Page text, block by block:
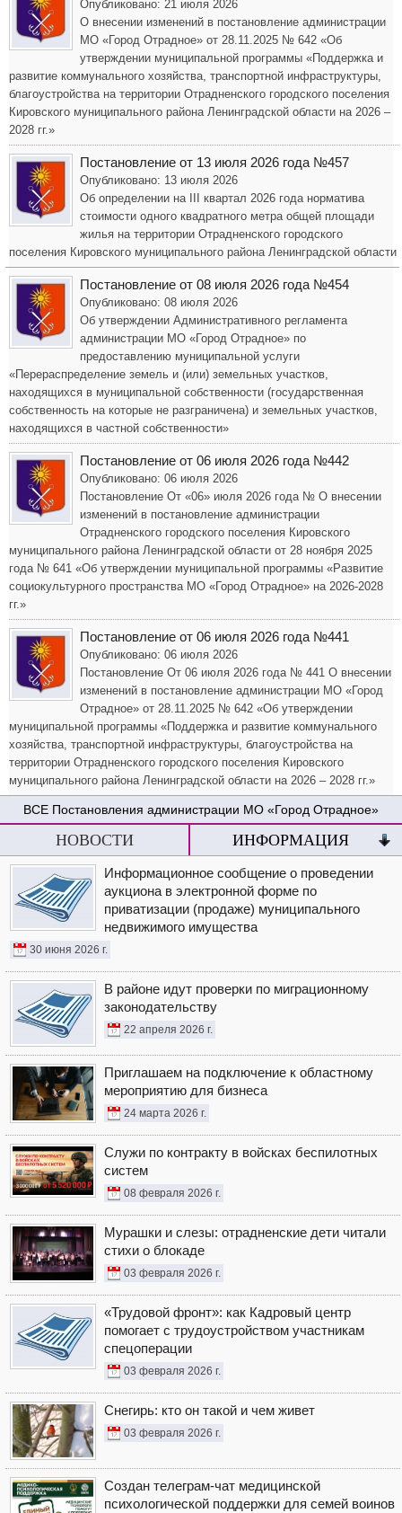
Опубликовано: 21 июля 2026
О внесении изменений в постановление администрации
МО «Город Отрадное» от 28.11.2025 № 642 «Об
утверждении муниципальной программы «Поддержка и
развитие коммунального хозяйства, транспортной инфраструктуры,
благоустройства на территории Отрадненского городского поселения
Кировского муниципального района Ленинградской области на 2026 –
2028 гг.»
Постановление от 13 июля 2026 года №457
Опубликовано: 13 июля 2026
Об определении на III квартал 2026 года норматива
стоимости одного квадратного метра общей площади
жилья на территории Отрадненского городского
поселения Кировского муниципального района Ленинградской области
Постановление от 08 июля 2026 года №454
Опубликовано: 08 июля 2026
Об утверждении Административного регламента
администрации МО «Город Отрадное» по
предоставлению муниципальной услуги
«Перераспределение земель и (или) земельных участков,
находящихся в муниципальной собственности (государственная
собственность на которые не разграничена) и земельных участков,
находящихся в частной собственности»
Постановление от 06 июля 2026 года №442
Опубликовано: 06 июля 2026
Постановление От «06» июля 2026 года № О внесении
изменений в постановление администрации
Отрадненского городского поселения Кировского
муниципального района Ленинградской области от 28 ноября 2025
года № 641 «Об утверждении муниципальной программы «Развитие
социокультурного пространства МО «Город Отрадное» на 2026-2028
гг.»
Постановление от 06 июля 2026 года №441
Опубликовано: 06 июля 2026
Постановление От 06 июля 2026 года № 441 О внесении
изменений в постановление администрации МО «Город
Отрадное» от 28.11.2025 № 642 «Об утверждении
муниципальной программы «Поддержка и развитие коммунального
хозяйства, транспортной инфраструктуры, благоустройства на
территории Отрадненского городского поселения Кировского
муниципального района Ленинградской области на 2026 – 2028 гг.»
Постановления администрации МО «Город Отрадное»
НОВОСТИ ИНФОРМАЦИЯ
Информационное сообщение о проведении
аукциона в электронной форме по
приватизации (продаже) муниципального
недвижимого имущества
30 июня 2026 г.
В районе идут проверки по миграционному
законодательству
22 апреля 2026 г.
Приглашаем на подключение к областному
мероприятию для бизнеса
24 марта 2026 г.
Служи по контракту в войсках беспилотных
систем
08 февраля 2026 г.
Мурашки и слезы: отрадненские дети читали
стихи о блокаде
03 февраля 2026 г.
«Трудовой фронт»: как Кадровый центр
помогает с трудоустройством участникам
спецоперации
03 февраля 2026 г.
Снегирь: кто он такой и чем живет
03 февраля 2026 г.
Создан телеграм-чат медицинской
психологической поддержки для семей воинов